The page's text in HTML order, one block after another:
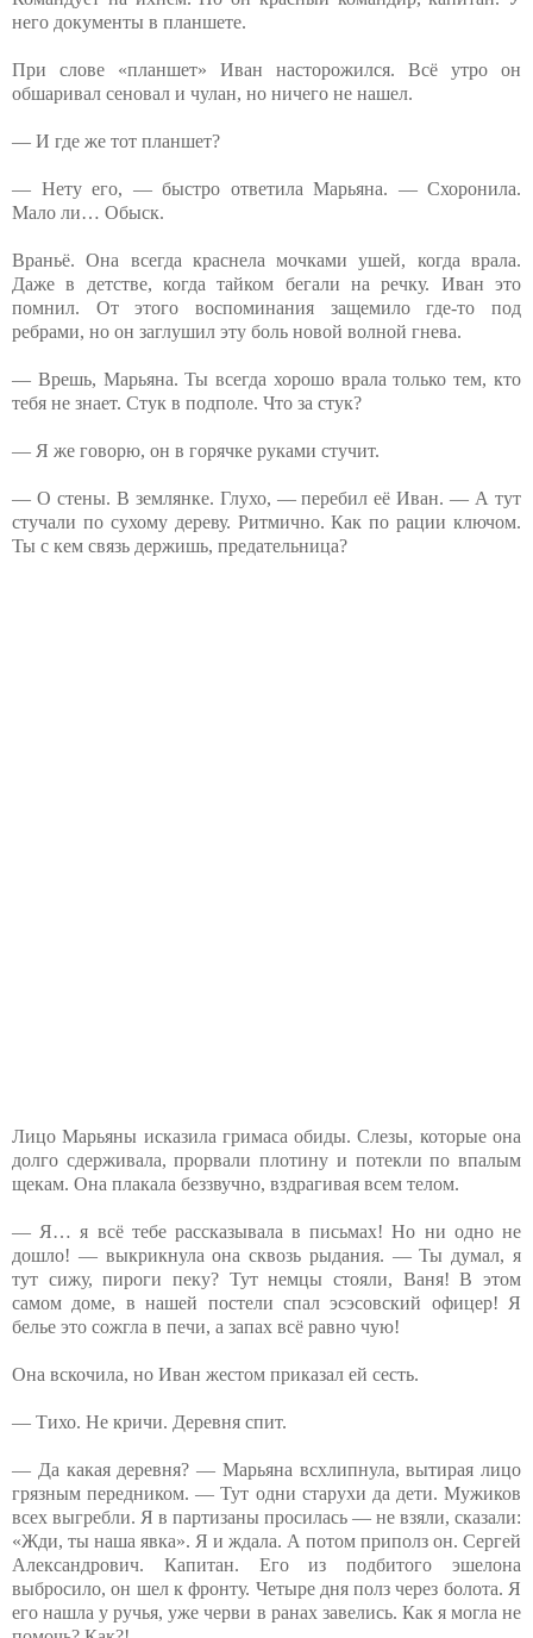
него документы в планшете.
При слове «планшет» Иван насторожился. Всё утро он
обшаривал сеновал и чулан, но ничего не нашел.
— И где же тот планшет?
— Нету его, — быстро ответила Марьяна. — Схоронила.
Мало ли… Обыск.
Враньё. Она всегда краснела мочками ушей, когда врала.
Даже в детстве, когда тайком бегали на речку. Иван это
помнил. От этого воспоминания защемило где-то под
ребрами, но он заглушил эту боль новой волной гнева.
— Врешь, Марьяна. Ты всегда хорошо врала только тем, кто
тебя не знает. Стук в подполе. Что за стук?
— Я же говорю, он в горячке руками стучит.
— О стены. В землянке. Глухо, — перебил её Иван. — А тут
стучали по сухому дереву. Ритмично. Как по рации ключом.
Ты с кем связь держишь, предательница?
Лицо Марьяны исказила гримаса обиды. Слезы, которые она
долго сдерживала, прорвали плотину и потекли по впалым
щекам. Она плакала беззвучно, вздрагивая всем телом.
— Я… я всё тебе рассказывала в письмах! Но ни одно не
дошло! — выкрикнула она сквозь рыдания. — Ты думал, я
тут сижу, пироги пеку? Тут немцы стояли, Ваня! В этом
самом доме, в нашей постели спал эсэсовский офицер! Я
белье это сожгла в печи, а запах всё равно чую!
Она вскочила, но Иван жестом приказал ей сесть.
— Тихо. Не кричи. Деревня спит.
— Да какая деревня? — Марьяна всхлипнула, вытирая лицо
грязным передником. — Тут одни старухи да дети. Мужиков
всех выгребли. Я в партизаны просилась — не взяли, сказали:
«Жди, ты наша явка». Я и ждала. А потом приполз он. Сергей
Александрович. Капитан. Его из подбитого эшелона
выбросило, он шел к фронту. Четыре дня полз через болота. Я
его нашла у ручья, уже черви в ранах завелись. Как я могла не